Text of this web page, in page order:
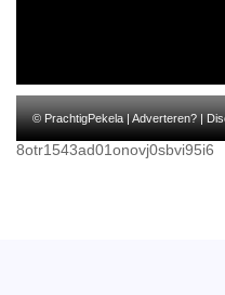
© PrachtigPekela |Adverteren?|
8otr1543ad01onovj0sbvi95i6